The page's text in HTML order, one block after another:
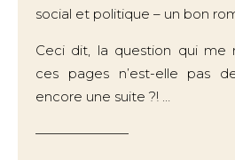
social et politique – un bon
Ceci dit, la question qui me
ces pages n’est-elle pas
encore une suite ?! …
———————